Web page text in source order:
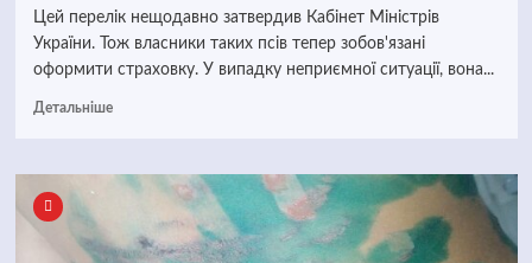
Цей перелік нещодавно затвердив Кабінет Міністрів
України. Тож власники таких псів тепер зобов'язані
оформити страховку. У випадку неприємної ситуації, вона...
Детальніше